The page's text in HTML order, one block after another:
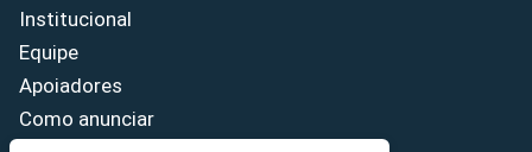
Institucional
Equipe
Apoiadores
Como anunciar